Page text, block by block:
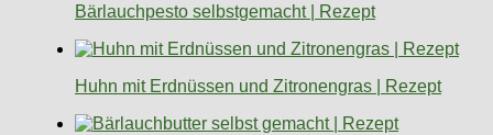
Bärlauchpesto selbstgemacht | Rezept
Huhn mit Erdnüssen und Zitronengras | Rezept